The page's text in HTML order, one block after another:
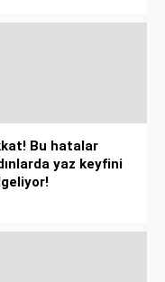
Bu hatalar
yaz keyfini